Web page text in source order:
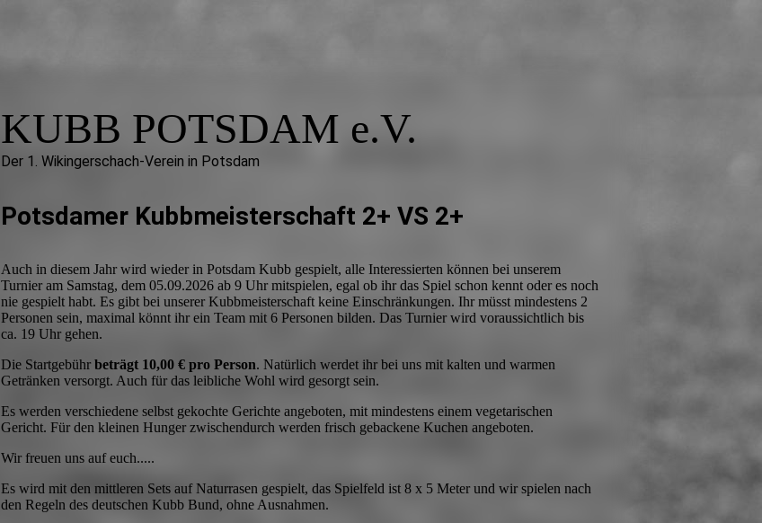
KUBB POTSDAM e.V.
Der 1. Wikingerschach-Verein in Potsdam
Potsdamer Kubbmeisterschaft 2+ VS 2+
Auch in diesem Jahr wird wieder in Potsdam Kubb gespielt, alle Interessierten können bei unserem
Turnier am Samstag, dem 05.09.2026 ab 9 Uhr mitspielen, egal ob ihr das Spiel schon kennt oder es noch
nie gespielt habt. Es gibt bei unserer Kubbmeisterschaft keine Einschränkungen. Ihr müsst mindestens 2
Personen sein, maximal könnt ihr ein Team mit 6 Personen bilden. Das Turnier wird voraussichtlich bis
ca. 19 Uhr gehen.
Die Startgebühr beträgt 10,00 € pro Person. Natürlich werdet ihr bei uns mit kalten und warmen
Getränken versorgt. Auch für das leibliche Wohl wird gesorgt sein.
Es werden verschiedene selbst gekochte Gerichte angeboten, mit mindestens einem vegetarischen
Gericht. Für den kleinen Hunger zwischendurch werden frisch gebackene Kuchen angeboten.
Wir freuen uns auf euch.....
Es wird mit den mittleren Sets auf Naturrasen gespielt, das Spielfeld ist 8 x 5 Meter und wir spielen nach
den Regeln des deutschen Kubb Bund, ohne Ausnahmen.